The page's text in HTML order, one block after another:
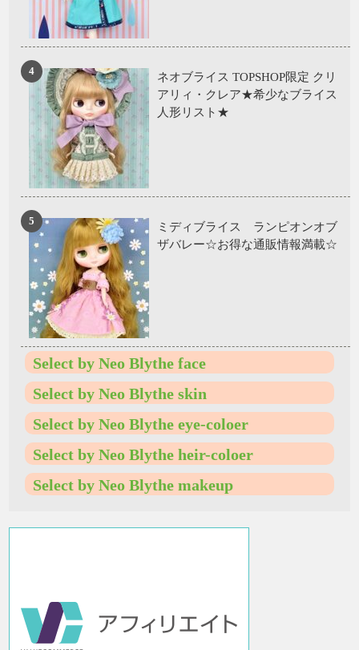
ネオブライス TOPSHOP限定 クリ
アリィ・クレア★希少なブライス
人形リスト★
ミディブライス ランピオンオブ
ザバレー☆お得な通販情報満載☆
Select by Neo Blythe face
Select by Neo Blythe skin
Select by Neo Blythe eye-coloer
Select by Neo Blythe heir-coloer
Select by Neo Blythe makeup